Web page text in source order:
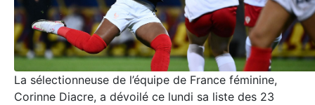
La sélectionneuse de l’équipe de France féminine,
Corinne Diacre, a dévoilé ce lundi sa liste des 23